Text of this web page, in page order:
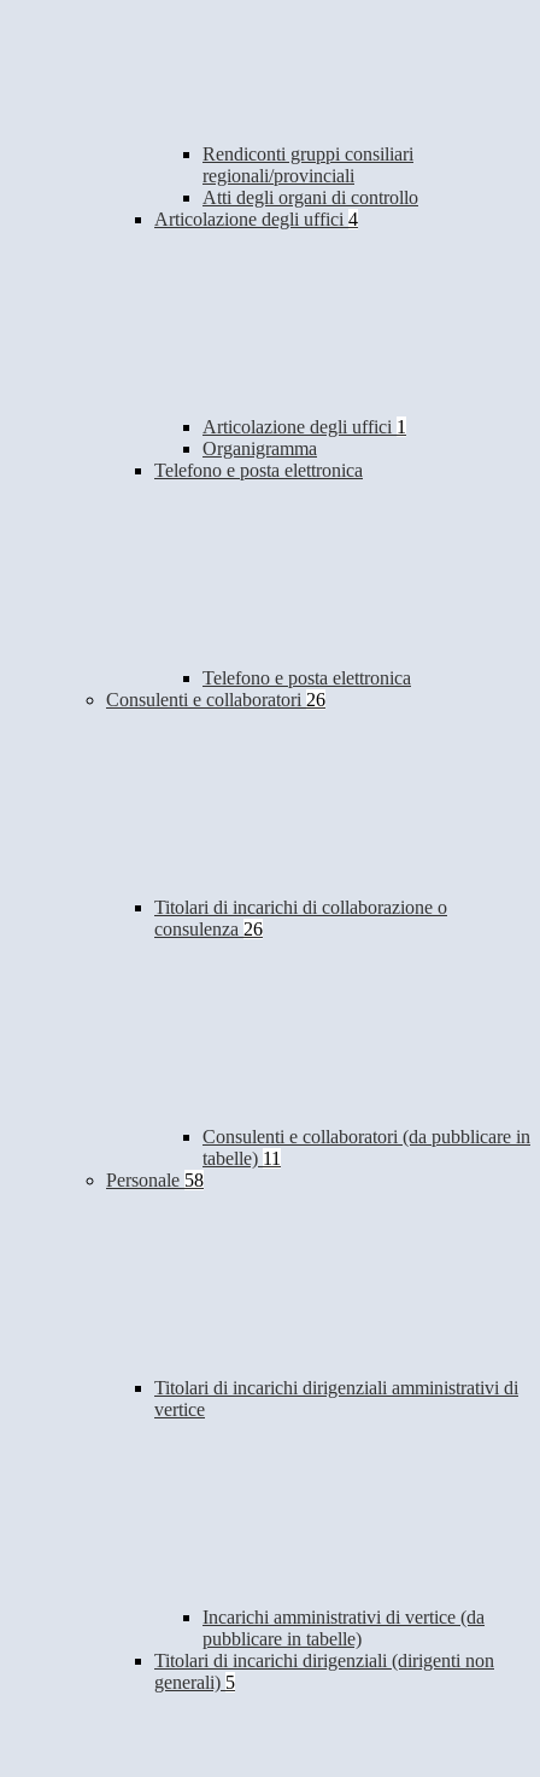
Rendiconti gruppi consiliari
regionali/provinciali
Atti degli organi di controllo
Articolazione degli uffici 4
Articolazione degli uffici 1
Organigramma
Telefono e posta elettronica
Telefono e posta elettronica
Consulenti e collaboratori 26
Titolari di incarichi di collaborazione o
consulenza 26
Consulenti e collaboratori (da pubblicare in
tabelle) 11
Personale 58
Titolari di incarichi dirigenziali amministrativi di
vertice
Incarichi amministrativi di vertice (da
pubblicare in tabelle)
Titolari di incarichi dirigenziali (dirigenti non
generali) 5